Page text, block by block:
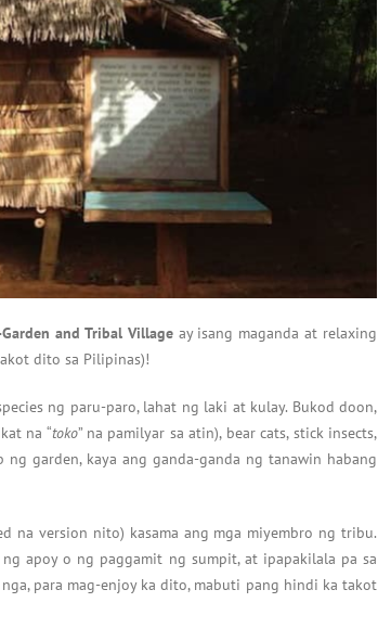
and Tribal Villageay isang maganda at relaxing
dito sa Pilipinas)!
ng paru-paro, lahat ng laki at kulay. Bukod doon,
na “toko” na pamilyar sa atin), bear cats, stick insects,
garden, kaya ang ganda-ganda ng tanawin habang
na version nito) kasama ang mga miyembro ng tribu.
apoy o ng paggamit ng sumpit, at ipapakilala pa sa
para mag-enjoy ka dito, mabuti pang hindi ka takot